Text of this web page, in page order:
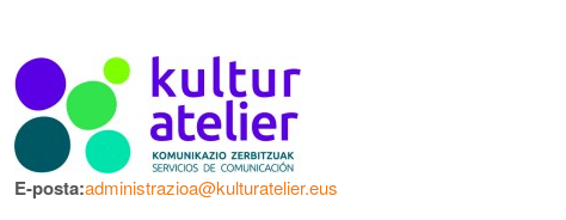
E-posta:administrazioa@kulturatelier.eus